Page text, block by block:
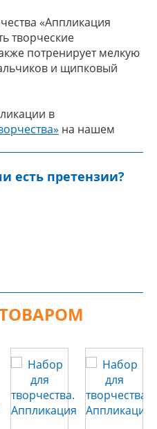
«Аппликация
творческие
потренирует мелкую
и щипковый
в
на нашем
есть претензии?